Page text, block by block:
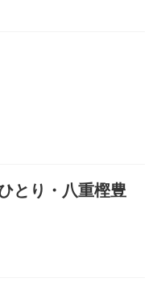
とり・八重樫豊